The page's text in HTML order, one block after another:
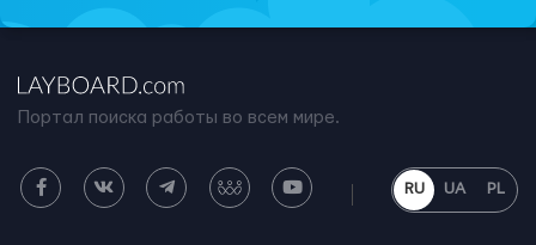
Портал поиска работы во всем мире.
RU UA PL